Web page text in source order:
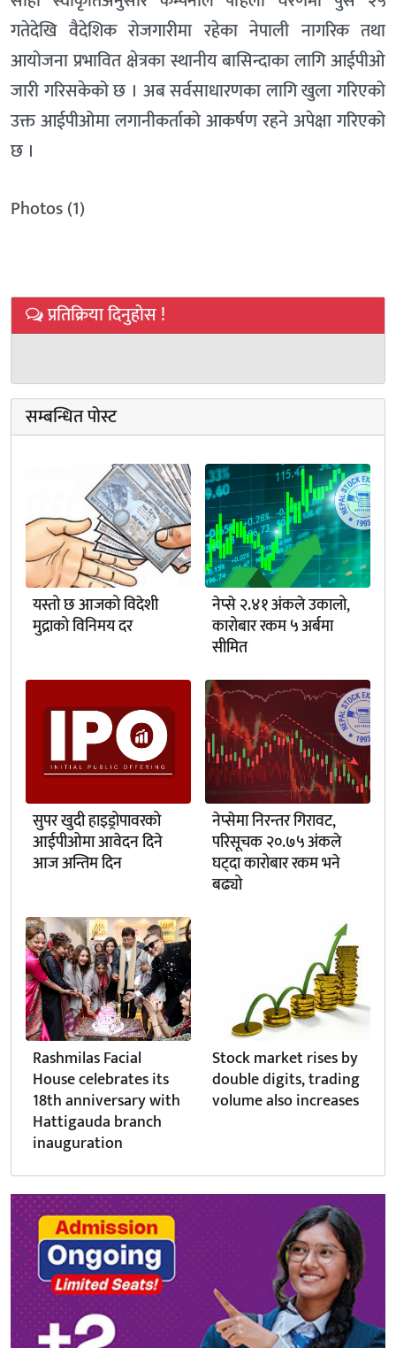
गतेदेखि वैदेशिक रोजगारीमा रहेका नेपाली नागरिक तथा
आयोजना प्रभावित क्षेत्रका स्थानीय बासिन्दाका लागि आईपीओ
जारी गरिसकेको छ । अब सर्वसाधारणका लागि खुला गरिएको
उक्त आईपीओमा लगानीकर्ताको आकर्षण रहने अपेक्षा गरिएको
छ ।
Photos (1)
प्रतिक्रिया दिनुहोस !
सम्बन्धित पोस्ट
यस्तो छ आजको विदेशी
मुद्राको विनिमय दर
नेप्से २.४१ अंकले उकालो,
कारोबार रकम ५ अर्बमा
सीमित
सुपर खुदी हाइड्रोपावरको
आईपीओमा आवेदन दिने
आज अन्तिम दिन
नेप्सेमा निरन्तर गिरावट,
परिसूचक २०.७५ अंकले
घट्दा कारोबार रकम भने
बढ्यो
Rashmilas Facial
House celebrates its
18th anniversary with
Hattigauda branch
inauguration
Stock market rises by
double digits, trading
volume also increases